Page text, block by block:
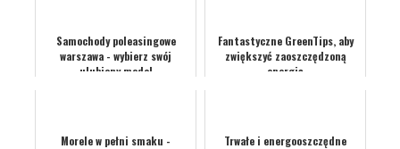
Samochody poleasingowe
warszawa - wybierz swój
ulubiony model
Fantastyczne GreenTips, aby
zwiększyć zaoszczędzoną
energię
Morele w pełni smaku -
Trwałe i energooszczędne